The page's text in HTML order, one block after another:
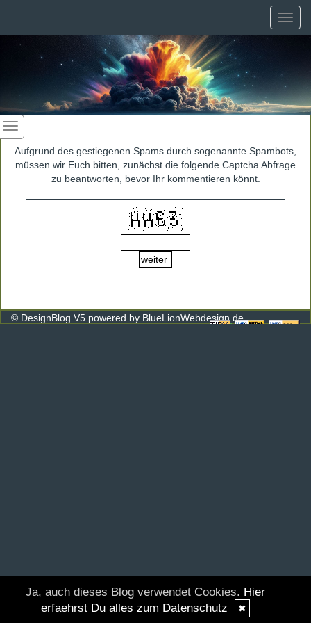
Aufgrund des gestiegenen Spams durch sogenannte Spambots,
müssen wir Euch bitten, zunächst die folgende Captcha Abfrage
zu beantworten, bevor Ihr kommentieren könnt.
© DesignBlog V5 powered by BlueLionWebdesign.de
Ja, auch dieses Blog verwendet Cookies. Hier
erfaehrst Du alles zum Datenschutz
✖